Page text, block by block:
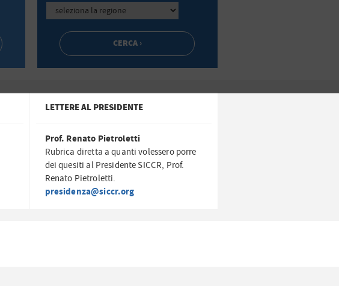
LETTERE AL PRESIDENTE
Prof. Renato Pietroletti
Rubrica diretta a quanti volessero porre
dei quesiti al Presidente SICCR, Prof.
Renato Pietroletti.
presidenza@siccr.org